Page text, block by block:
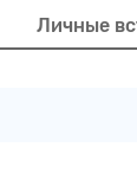
Личные